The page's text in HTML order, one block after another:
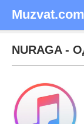
Muzvat.com
NURAGA -